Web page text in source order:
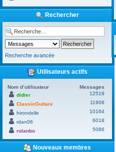
Rechercher
Recherche avancée
Utilisateurs actifs
Nom d’utilisateur
Messages
didier
12519
ClassicGuitare
11908
hirondelle
10164
rdan06
6018
rolanbo
5086
Nouveaux membres